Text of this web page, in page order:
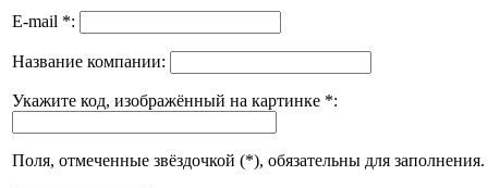
E-mail *:
Название компании:
Укажите код, изображённый на картинке *:
Поля, отмеченные звёздочкой (*), обязательны для заполнения.